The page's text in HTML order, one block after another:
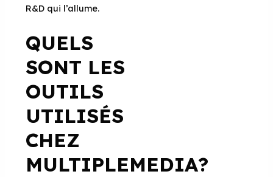
R&D qui l’allume.
QUELS
SONT LES
OUTILS
UTILISÉS
CHEZ
MULTIPLEMEDIA?